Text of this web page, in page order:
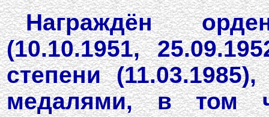
Награждён
(10.10.1951,
степени
медалями, в том